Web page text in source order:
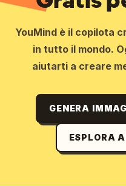
YouMind è il copilota
in tutto il mondo.
aiutarti a creare
GENERA
ESPLORA